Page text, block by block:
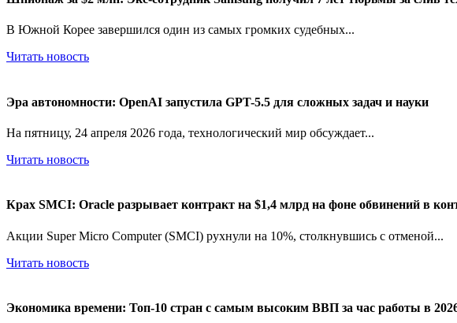
В Южной Корее завершился один из самых громких судебных...
Читать новость
Эра автономности: OpenAI запустила GPT-5.5 для сложных задач и науки
На пятницу, 24 апреля 2026 года, технологический мир обсуждает...
Читать новость
Крах SMCI: Oracle разрывает контракт на $1,4 млрд на фоне обвинений в
Акции Super Micro Computer (SMCI) рухнули на 10%, столкнувшись с отменой...
Читать новость
Экономика времени: Топ-10 стран с самым высоким ВВП за час работы в